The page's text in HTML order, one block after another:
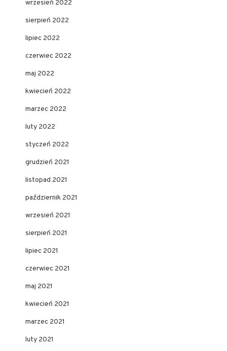
wrzesień 2022
sierpień 2022
lipiec 2022
czerwiec 2022
maj 2022
kwiecień 2022
marzec 2022
luty 2022
styczeń 2022
grudzień 2021
listopad 2021
październik 2021
wrzesień 2021
sierpień 2021
lipiec 2021
czerwiec 2021
maj 2021
kwiecień 2021
marzec 2021
luty 2021